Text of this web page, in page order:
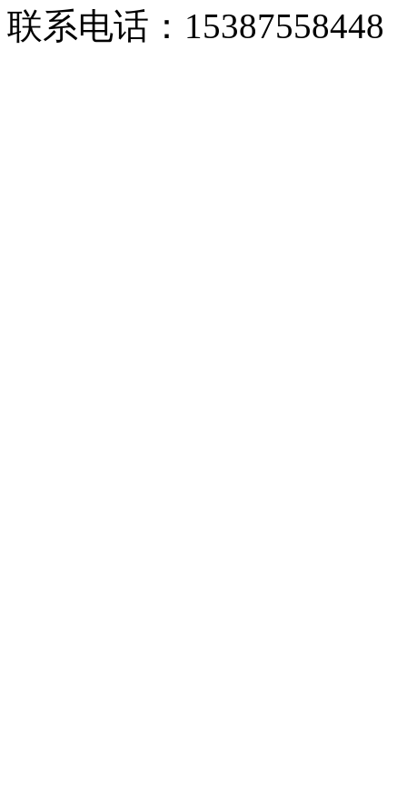
联系电话：15387558448